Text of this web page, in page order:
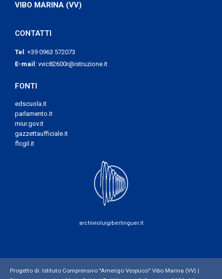
VIBO MARINA (VV)
CONTATTI
Tel : +39 0963 572073
E-mail : vvic82600r@istruzione.it
FONTI
edscuola.it
parlamento.it
miur.gov.it
gazzettaufficiale.it
flcgil.it
archivioluigiberlinguer.it
Progetto di: Istituto Comprensivo "Amerigo Vespucci" Vibo Marina (VV) |